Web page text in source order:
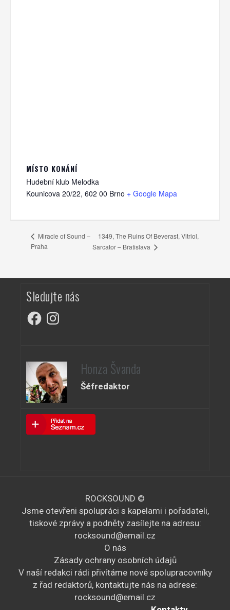
MÍSTO KONÁNÍ
Hudební klub Melodka
Kounicova 20/22, 602 00 Brno + Google Mapa
Miracle of Sound –
Praha
1349, The Ruins Of Beverast, Vitriol,
Sarcator – Bratislava
Sledujte nás
FacebookInstagram
Honza Švanda
Šéfredaktor
ROCKSOUND ©
Jsme otevřeni spolupráci s kapelami i pořadateli,
tiskové zprávy a podněty zasílejte na adresu:
rocksound@email.cz
O nás
Zásady ochrany osobních údajů
V naší redakci rádi přivítáme nové spolupracovníky
z řad redaktorů, kontaktujte nás na adrese:
rocksound@email.cz